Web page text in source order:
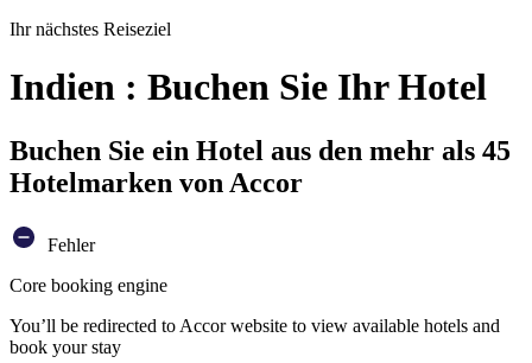
Ihr nächstes Reiseziel
Indien : Buchen Sie Ihr Hotel
Buchen Sie ein Hotel aus den mehr als 45
Hotelmarken von Accor
Fehler
Core booking engine
You’ll be redirected to Accor website to view available hotels and
book your stay